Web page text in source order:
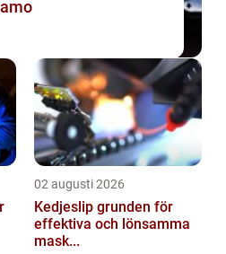
02 augusti 2026
Kedjeslip grunden för
effektiva och lönsamma
mask...